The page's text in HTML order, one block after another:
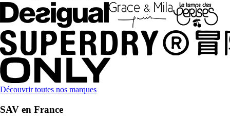
Découvrir toutes nos marques
SAV en France